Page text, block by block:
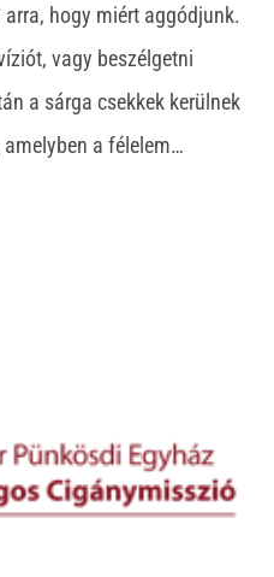
hogy miért aggódjunk.
vagy beszélgetni
a sárga csekkek kerülnek
a félelem…